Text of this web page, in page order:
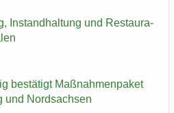
In­stand­hal­tung und Re­stau­ra­
be­stä­tigt Maß­nah­men­pa­ket
und Nord­sach­sen